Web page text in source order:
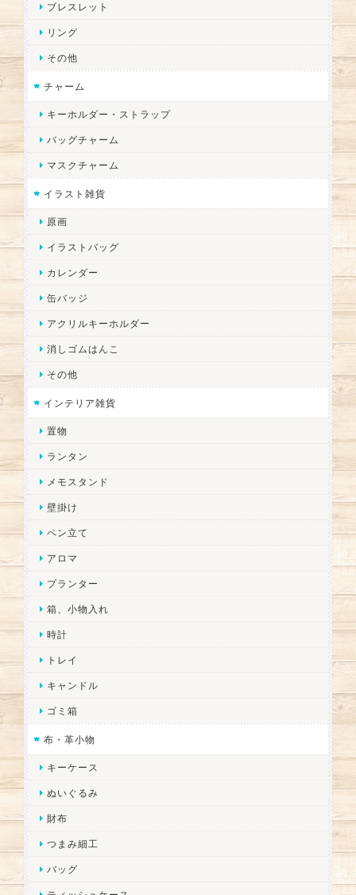
ブレスレット
リング
その他
チャーム
キーホルダー・ストラップ
バッグチャーム
マスクチャーム
イラスト雑貨
原画
イラストバッグ
カレンダー
缶バッジ
アクリルキーホルダー
消しゴムはんこ
その他
インテリア雑貨
置物
ランタン
メモスタンド
壁掛け
ペン立て
アロマ
プランター
箱、小物入れ
時計
トレイ
キャンドル
ゴミ箱
布・革小物
キーケース
ぬいぐるみ
財布
つまみ細工
バッグ